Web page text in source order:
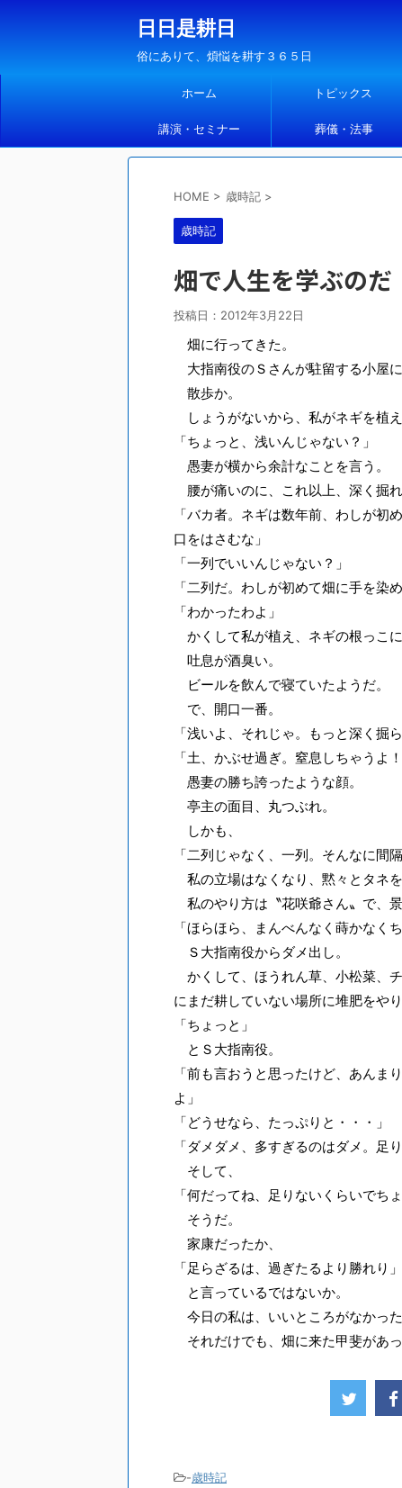
日日是耕日
俗にありて、煩悩を耕す３６５日
ホーム トピックス
講演・セミナー 葬儀・法事
HOME > 歳時記 >
歳時記
畑で人生を学ぶのだ
投稿日： 2012年3月22日
畑に行ってきた。
大指南役のＳさんが駐留する小屋
散歩か。
しょうがないから、私がネギを植え
「ちょっと、浅いんじゃない？」
愚妻が横から余計なことを言う。
腰が痛いのに、これ以上、深く掘れ
「バカ者。ネギは数年前、わしが初
口をはさむな」
「一列でいいんじゃない？」
「二列だ。わしが初めて畑に手を染め
「わかったわよ」
かくして私が植え、ネギの根っこ
吐息が酒臭い。
ビールを飲んで寝ていたようだ。
で、開口一番。
「浅いよ、それじゃ。もっと深く掘
「土、かぶせ過ぎ。窒息しちゃうよ！
愚妻の勝ち誇ったような顔。
亭主の面目、丸つぶれ。
しかも、
「二列じゃなく、一列。そんなに間
私の立場はなくなり、黙々とタネを
私のやり方は〝花咲爺さん〟で、景
「ほらほら、まんべんなく蒔かなくち
Ｓ大指南役からダメ出し。
かくして、ほうれん草、小松菜、
にまだ耕していない場所に堆肥をや
「ちょっと」
とＳ大指南役。
「前も言おうと思ったけど、あん
よ」
「どうせなら、たっぷりと・・・」
「ダメダメ、多すぎるのはダメ。足
そして、
「何だってね、足りないくらいでち
そうだ。
家康だったか、
「足らざるは、過ぎたるより勝れり」
と言っているではないか。
今日の私は、いいところがなかっ
それだけでも、畑に来た甲斐があっ
-歳時記